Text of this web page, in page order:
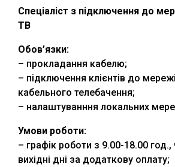
Спеціаліст з підключення до
ТВ
Обов’язки:
– прокладання кабелю;
– підключення клієнтів до
кабельного телебачення;
– налаштуванння локальних
Умови роботи:
– графік роботи з 9.00-18.00 год.,
вихідні дні за додаткову оплату;